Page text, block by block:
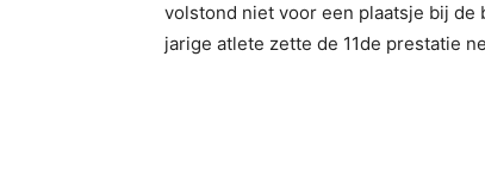
volstond niet voor een plaatsje bij de
jarige atlete zette de 11de prestatie